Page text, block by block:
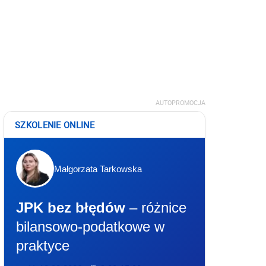
AUTOPROMOCJA
SZKOLENIE ONLINE
Małgorzata Tarkowska
JPK bez błędów – różnice
bilansowo-podatkowe w
praktyce